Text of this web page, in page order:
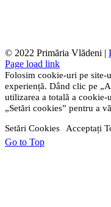
© 2022 Primăria Vlădeni |
Page load link
Folosim cookie-uri pe site-
experiență. Dând clic pe
utilizarea a totală a cookie-
„Setări cookies” pentru a
Setări Cookies Acceptați
Go to Top